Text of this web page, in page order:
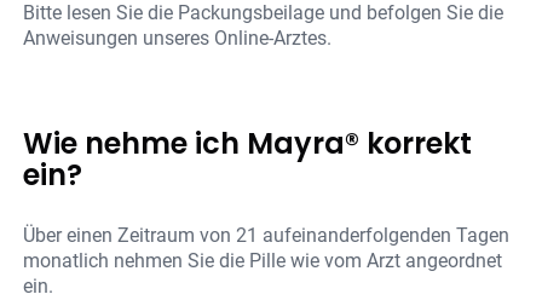
Bitte lesen Sie die Packungsbeilage und befolgen Sie die
Anweisungen unseres Online-Arztes.
Wie nehme ich Mayra® korrekt
ein?
Über einen Zeitraum von 21 aufeinanderfolgenden Tagen
monatlich nehmen Sie die Pille wie vom Arzt angeordnet
ein.